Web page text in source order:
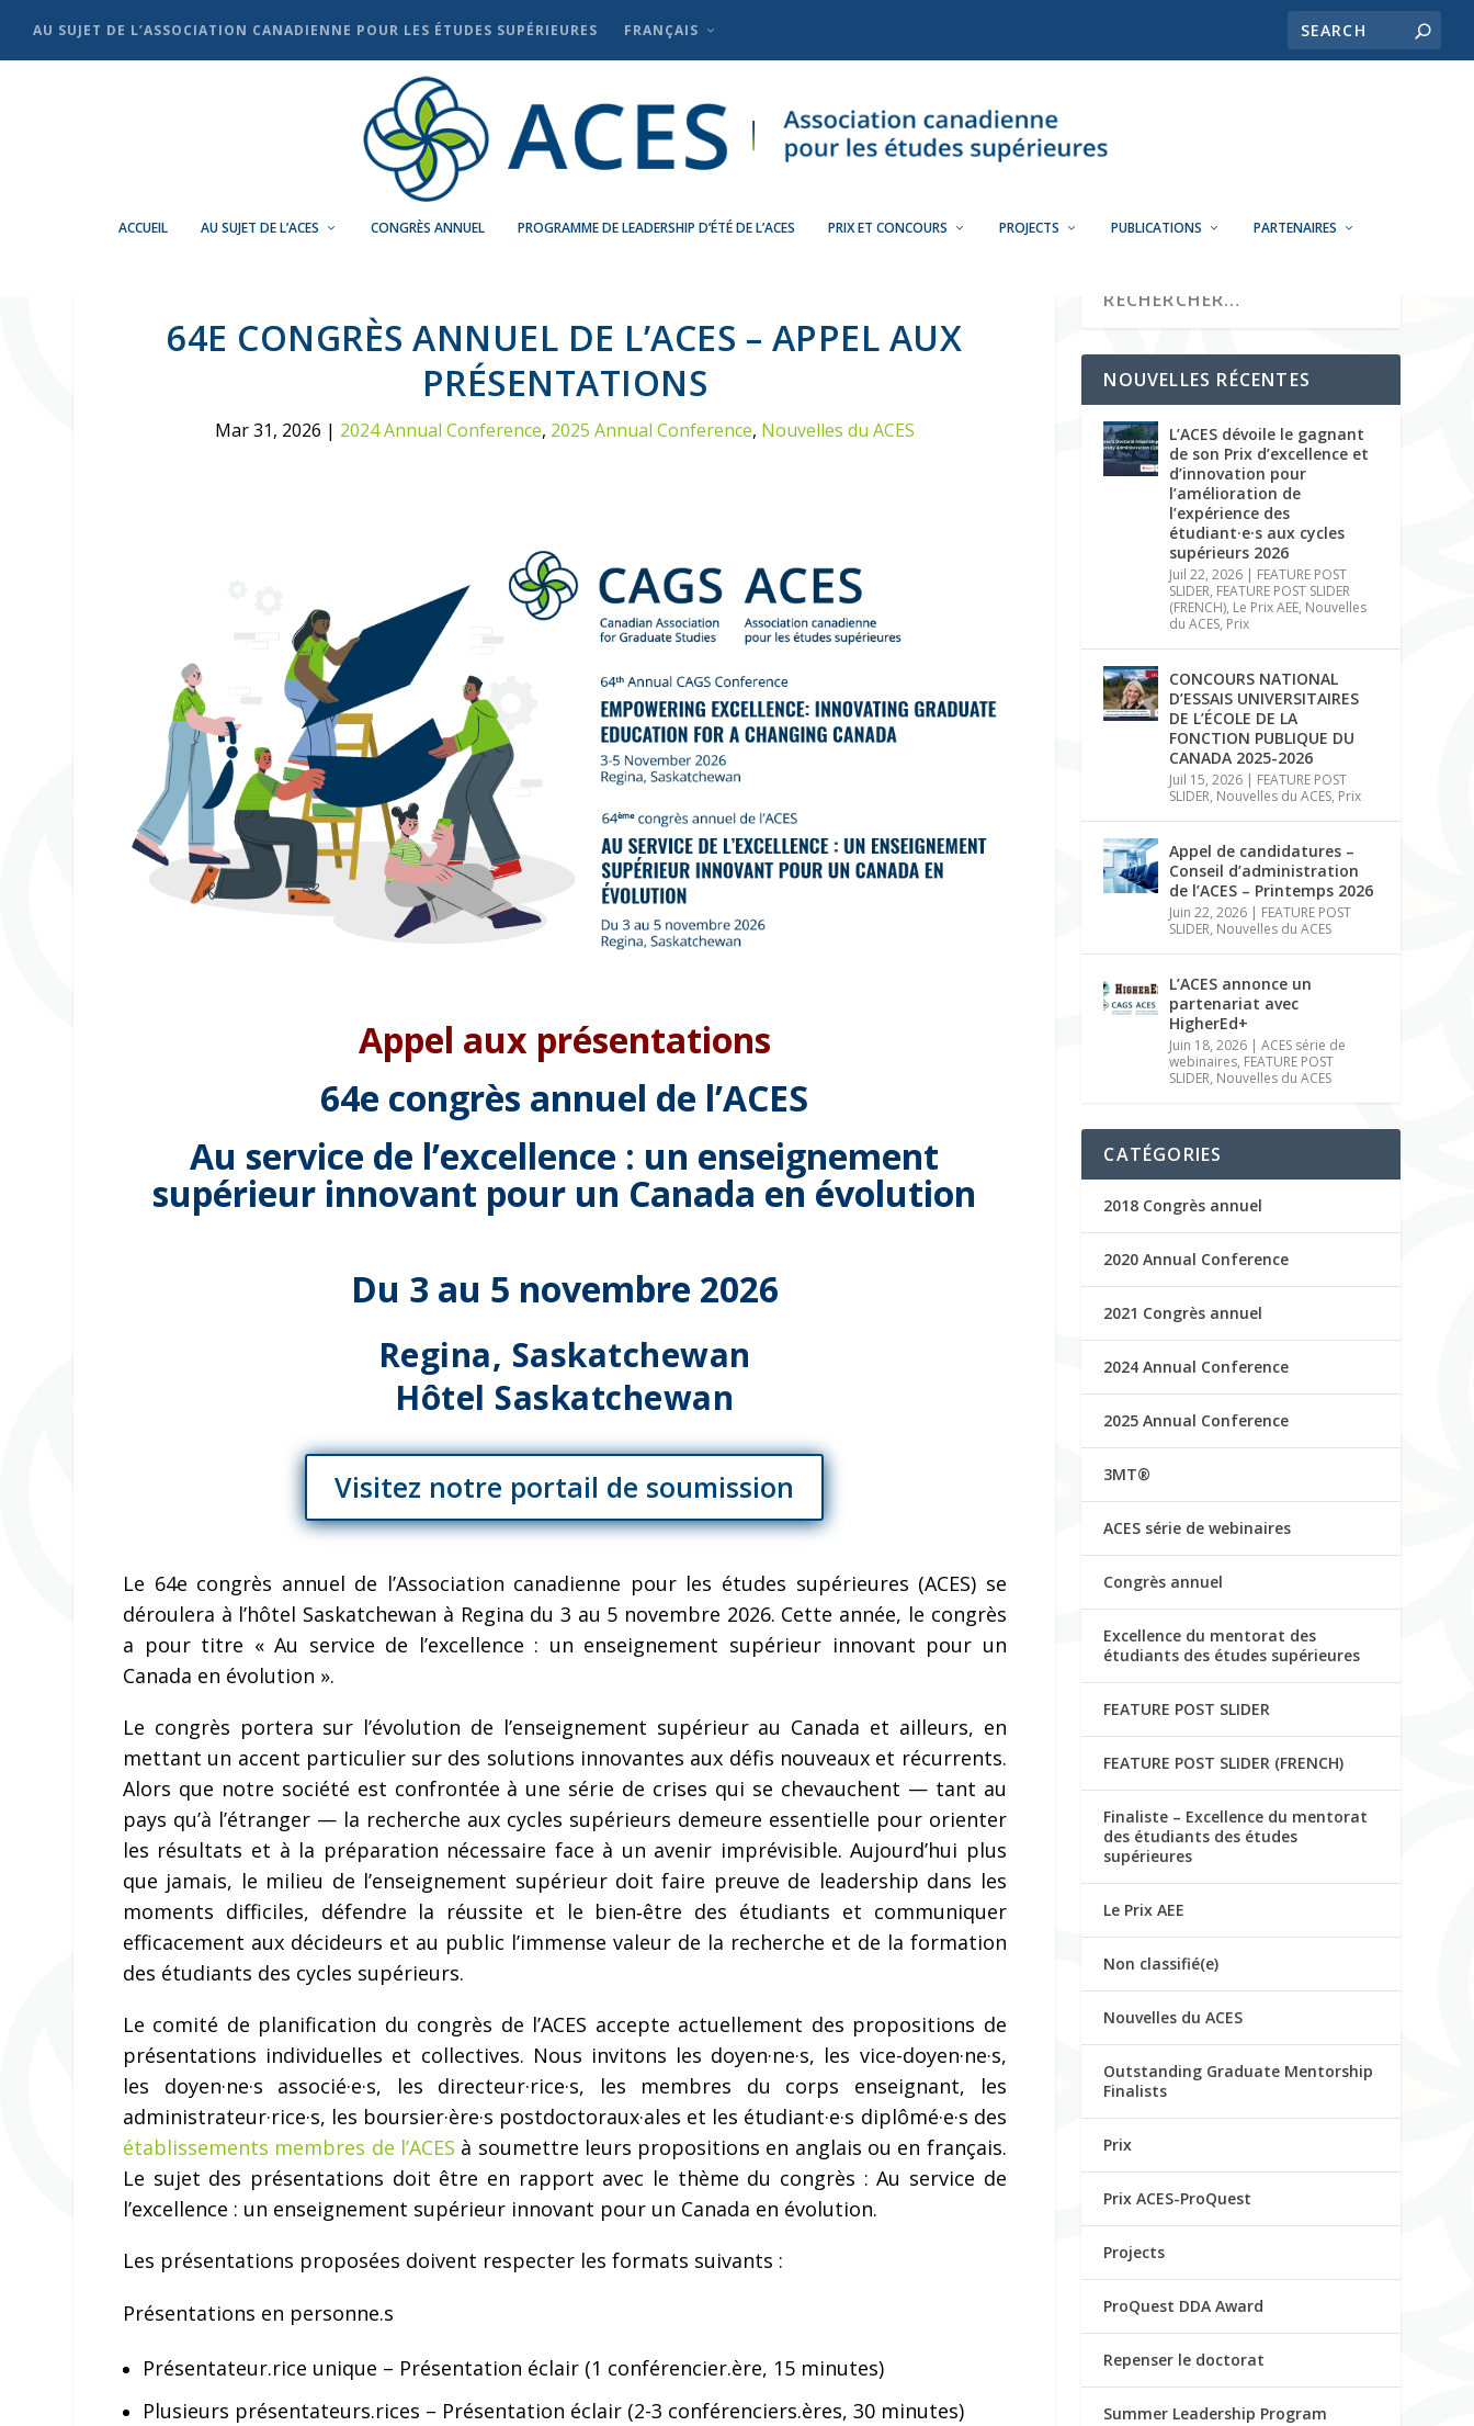
AU SUJET DE L’ASSOCIATION CANADIENNE POUR LES ÉTUDES SUPÉRIEURES FRANÇAIS
ACCUEIL AU SUJET DE L’ACES CONGRÈS ANNUEL PROGRAMME DE LEADERSHIP D’ÉTÉ DE L’ACES PRIX ET CONCOURS PROJECTS PUBLICATIONS PARTENAIRES
64E CONGRÈS ANNUEL DE L’ACES – APPEL AUX
PRÉSENTATIONS
Mar 31, 2026 | 2024 Annual Conference, 2025 Annual Conference, Nouvelles du ACES
Appel aux présentations
64e congrès annuel de l’ACES
Au service de l’excellence : un enseignement
supérieur innovant pour un Canada en évolution
Du 3 au 5 novembre 2026
Regina, Saskatchewan
Hôtel Saskatchewan
Visitez notre portail de soumission
Le 64e congrès annuel de l’Association canadienne pour les études supérieures (ACES) se
déroulera à l’hôtel Saskatchewan à Regina du 3 au 5 novembre 2026. Cette année, le congrès
a pour titre « Au service de l’excellence : un enseignement supérieur innovant pour un
Canada en évolution ».
Le congrès portera sur l’évolution de l’enseignement supérieur au Canada et ailleurs, en
mettant un accent particulier sur des solutions innovantes aux défis nouveaux et récurrents.
Alors que notre société est confrontée à une série de crises qui se chevauchent — tant au
pays qu’à l’étranger — la recherche aux cycles supérieurs demeure essentielle pour orienter
les résultats et à la préparation nécessaire face à un avenir imprévisible. Aujourd’hui plus
que jamais, le milieu de l’enseignement supérieur doit faire preuve de leadership dans les
moments difficiles, défendre la réussite et le bien‑être des étudiants et communiquer
efficacement aux décideurs et au public l’immense valeur de la recherche et de la formation
des étudiants des cycles supérieurs.
Le comité de planification du congrès de l’ACES accepte actuellement des propositions de
présentations individuelles et collectives. Nous invitons les doyen·ne·s, les vice-doyen·ne·s,
les doyen·ne·s associé·e·s, les directeur·rice·s, les membres du corps enseignant, les
administrateur·rice·s, les boursier·ère·s postdoctoraux·ales et les étudiant·e·s diplômé·e·s des
établissements membres de l’ACES à soumettre leurs propositions en anglais ou en français.
Le sujet des présentations doit être en rapport avec le thème du congrès : Au service de
l’excellence : un enseignement supérieur innovant pour un Canada en évolution.
Les présentations proposées doivent respecter les formats suivants :
Présentations en personne.s
Présentateur.rice unique – Présentation éclair (1 conférencier.ère, 15 minutes)
Plusieurs présentateurs.rices – Présentation éclair (2-3 conférenciers.ères, 30 minutes)
NOUVELLES RÉCENTES
L’ACES dévoile le gagnant
de son Prix d’excellence et
d’innovation pour
l’amélioration de
l’expérience des
étudiant·e·s aux cycles
supérieurs 2026
Juil 22, 2026 | FEATURE POST
SLIDER, FEATURE POST SLIDER
(FRENCH), Le Prix AEE, Nouvelles
du ACES, Prix
CONCOURS NATIONAL
D’ESSAIS UNIVERSITAIRES
DE L’ÉCOLE DE LA
FONCTION PUBLIQUE DU
CANADA 2025-2026
Juil 15, 2026 | FEATURE POST
SLIDER, Nouvelles du ACES, Prix
Appel de candidatures –
Conseil d’administration
de l’ACES – Printemps 2026
Juin 22, 2026 | FEATURE POST
SLIDER, Nouvelles du ACES
L’ACES annonce un
partenariat avec
HigherEd+
Juin 18, 2026 |ACES série de
webinaires, FEATURE POST
SLIDER, Nouvelles du ACES
CATÉGORIES
2018 Congrès annuel
2020 Annual Conference
2021 Congrès annuel
2024 Annual Conference
2025 Annual Conference
3MT®
ACES série de webinaires
Congrès annuel
Excellence du mentorat des
étudiants des études supérieures
FEATURE POST SLIDER
FEATURE POST SLIDER (FRENCH)
Finaliste – Excellence du mentorat
des étudiants des études
supérieures
Le Prix AEE
Non classifié(e)
Nouvelles du ACES
Outstanding Graduate Mentorship
Finalists
Prix
Prix ACES-ProQuest
Projects
ProQuest DDA Award
Repenser le doctorat
Summer Leadership Program